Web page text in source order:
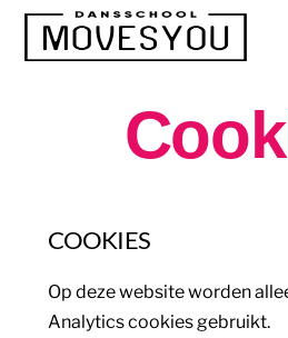
Skip
COOKIES
Op deze website worden
Analytics cookies gebruikt.